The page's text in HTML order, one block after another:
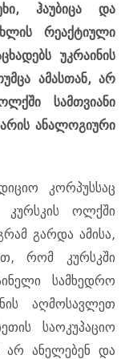
ჰაუბიცა და
რეაქტიული
უკრაინის
ამასთან, არ
სამთვიანი
ანალოგიური
კორპუსსაც
კურსკის ოლქში
გარდა ამისა,
რომ კურსკში
სამხედრო
აღმოსავლეთ
საოკუპაციო
არ ანელებენ და